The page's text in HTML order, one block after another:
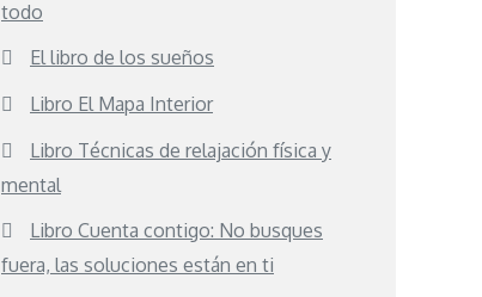
todo
El libro de los sueños
Libro El Mapa Interior
Libro Técnicas de relajación física y
mental
Libro Cuenta contigo: No busques
fuera, las soluciones están en ti